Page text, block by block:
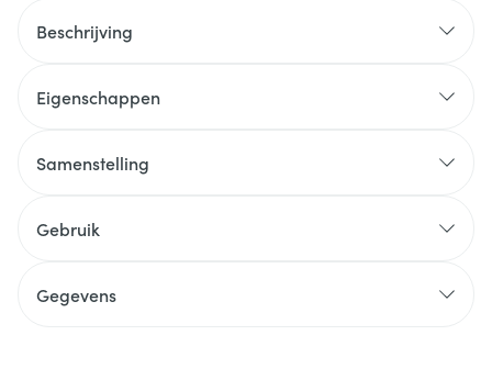
Beschrijving
Eigenschappen
Samenstelling
Gebruik
Gegevens